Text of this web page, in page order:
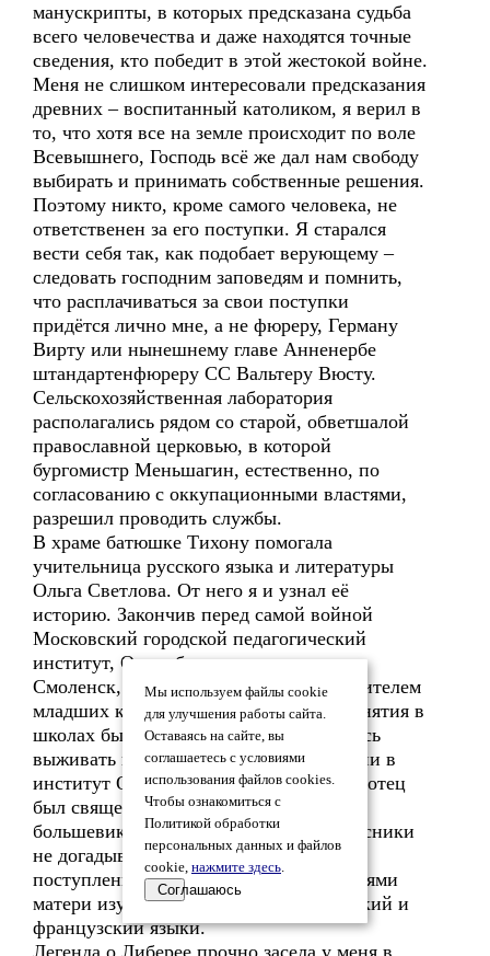
манускрипты, в которых предсказана судьба
всего человечества и даже находятся точные
сведения, кто победит в этой жестокой войне.
Меня не слишком интересовали предсказания
древних – воспитанный католиком, я верил в
то, что хотя все на земле происходит по воле
Всевышнего, Господь всё же дал нам свободу
выбирать и принимать собственные решения.
Поэтому никто, кроме самого человека, не
ответственен за его поступки. Я старался
вести себя так, как подобает верующему –
следовать господним заповедям и помнить,
что расплачиваться за свои поступки
придётся лично мне, а не фюреру, Герману
Вирту или нынешнему главе Анненербе
штандартенфюреру СС Вальтеру Вюсту.
Сельскохозяйственная лаборатория
располагались рядом со старой, обветшалой
православной церковью, в которой
бургомистр Меньшагин, естественно, по
согласованию с оккупационными властями,
разрешил проводить службы.
В храме батюшке Тихону помогала
учительница русского языка и литературы
Ольга Светлова. От него я и узнал её
историю. Закончив перед самой войной
Московский городской педагогический
институт, Ольга была распределена в
Смоленск, где стала классным руководителем
младших классов. С началом войны занятия в
школах были запрещены, и ей пришлось
выживать при церкви. При поступлении в
институт Ольге удалось скрыть, что ее отец
был священником, расстрелянным
большевиками в 1937 году. Ее однокурсники
не догадывались о том, что еще до
поступления в институт Ольга стараниями
матери изучила в совершенстве немецкий и
французский языки.
Легенда о Либерее прочно засела у меня в
Мы используем файлы cookie
для улучшения работы сайта.
Оставаясь на сайте, вы
соглашаетесь с условиями
использования файлов cookies.
Чтобы ознакомиться с
Политикой обработки
персональных данных и файлов
cookie, нажмите здесь.
Соглашаюсь